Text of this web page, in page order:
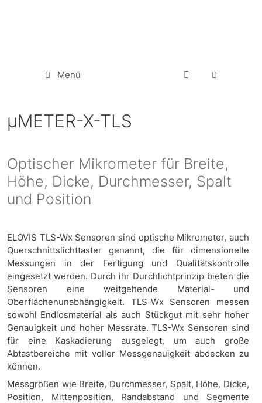
Menü
µMETER-X-TLS
Optischer Mikrometer für Breite,
Höhe, Dicke, Durchmesser, Spalt
und Position
ELOVIS TLS-Wx Sensoren sind optische Mikrometer, auch
Querschnittslichttaster genannt, die für dimensionelle
Messungen in der Fertigung und Qualitätskontrolle
eingesetzt werden. Durch ihr Durchlichtprinzip bieten die
Sensoren eine weitgehende Material- und
Oberflächenunabhängigkeit. TLS-Wx Sensoren messen
sowohl Endlosmaterial als auch Stückgut mit sehr hoher
Genauigkeit und hoher Messrate. TLS-Wx Sensoren sind
für eine Kaskadierung ausgelegt, um auch große
Abtastbereiche mit voller Messgenauigkeit abdecken zu
können.
Messgrößen wie Breite, Durchmesser, Spalt, Höhe, Dicke,
Position, Mittenposition, Randabstand und Segmente